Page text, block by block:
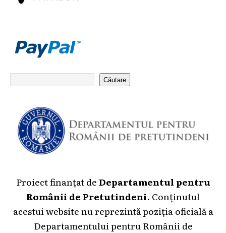
Căutare
Proiect finanțat deDepartamentul pentru
Românii de Pretutindeni. Conținutul
acestui website nu reprezintă poziția oficială a
Departamentului pentru Românii de